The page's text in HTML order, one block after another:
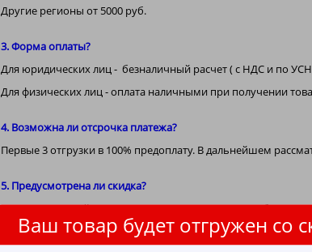
Ваш товар будет отгружен со
Другие регионы от 5000 руб.
3. Форма оплаты?
Для юридических лиц - безналичный расчет ( с НДС и по
Для физических лиц - оплата наличными при получении
4. Возможна ли отсрочка платежа?
Первые 3 отгрузки в 100% предоплату. В дальнейшем
5. Предусмотрена ли скидка?
Индивидуальный подход к каждому клиенту, подробности
6. Как я могу посмотреть образцы?